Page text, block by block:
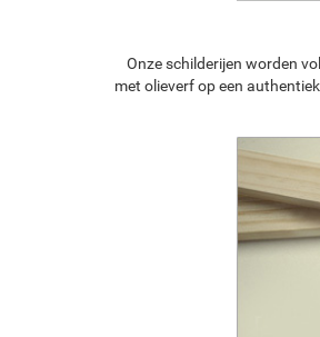
Onze schilderijen worden
met olieverf op een